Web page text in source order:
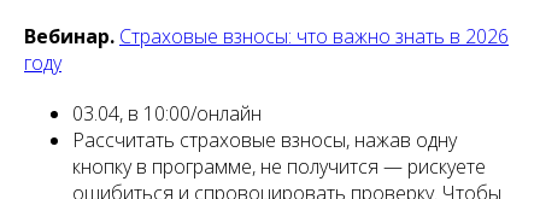
Вебинар. Страховые взносы: что важно знать в 2026
году
03.04, в 10:00/онлайн
Рассчитать страховые взносы, нажав одну
кнопку в программе, не получится — рискуете
ошибиться и спровоцировать проверку. Чтобы